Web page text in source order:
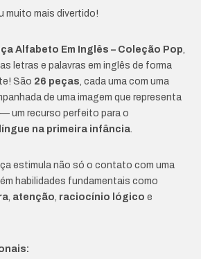
muito mais divertido!
Alfabeto Em Inglês – Coleção Pop,
letras e palavras em inglês de forma
São 26 peças, cada uma com uma
de uma imagem que representa
um recurso perfeito para o
na primeira infância.
estimula não só o contato com uma
habilidades fundamentais como
, atenção, raciocínio lógico e